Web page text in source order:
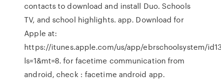
contacts to download and install Duo. Schools
TV, and school highlights. app. Download for
Apple at:
https://itunes.apple.com/us/app/ebrschoolsystem/
ls=1&mt=8. for facetime communication from
android, check : facetime android app.